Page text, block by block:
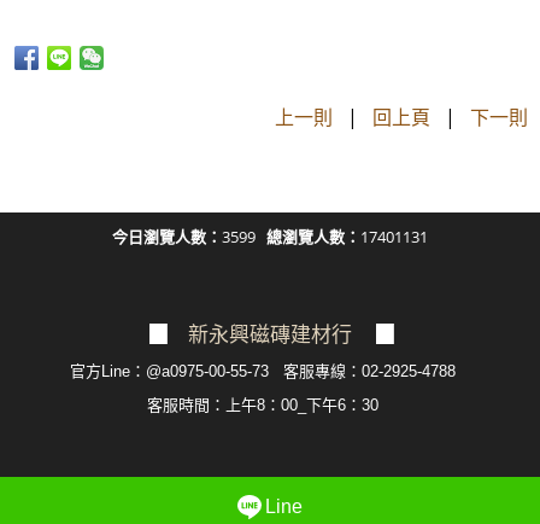
上一則 | 回上頁 | 下一則
今日瀏覽人數： 3599 總瀏覽人數： 17401131
新永興磁磚建材行
官方Line：@a0975-00-55-73 客服專線：02-2925-4788
客服時間：上午8：00_下午6：30
Line